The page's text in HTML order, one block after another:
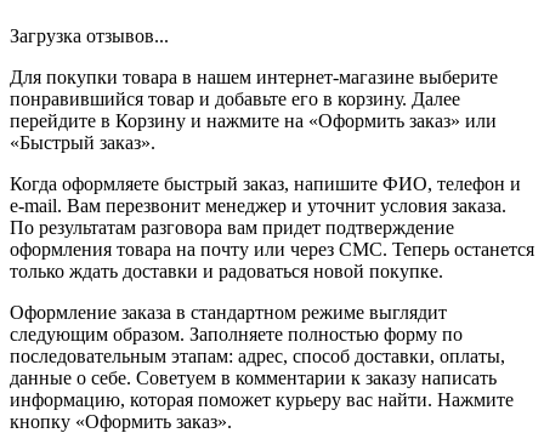
Загрузка отзывов...
Для покупки товара в нашем интернет-магазине выберите
понравившийся товар и добавьте его в корзину. Далее
перейдите в Корзину и нажмите на «Оформить заказ» или
«Быстрый заказ».
Когда оформляете быстрый заказ, напишите ФИО, телефон и
e-mail. Вам перезвонит менеджер и уточнит условия заказа.
По результатам разговора вам придет подтверждение
оформления товара на почту или через СМС. Теперь останется
только ждать доставки и радоваться новой покупке.
Оформление заказа в стандартном режиме выглядит
следующим образом. Заполняете полностью форму по
последовательным этапам: адрес, способ доставки, оплаты,
данные о себе. Советуем в комментарии к заказу написать
информацию, которая поможет курьеру вас найти. Нажмите
кнопку «Оформить заказ».